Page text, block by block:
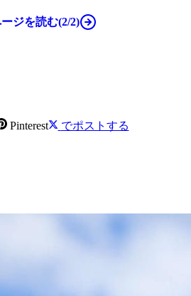
ジを読む(2/2)
Pinterest でポストする